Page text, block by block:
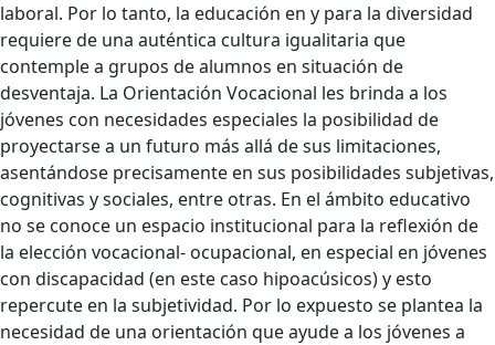
laboral. Por lo tanto, la educación en y para la diversidad
requiere de una auténtica cultura igualitaria que
contemple a grupos de alumnos en situación de
desventaja. La Orientación Vocacional les brinda a los
jóvenes con necesidades especiales la posibilidad de
proyectarse a un futuro más allá de sus limitaciones,
asentándose precisamente en sus posibilidades subjetivas,
cognitivas y sociales, entre otras. En el ámbito educativo
no se conoce un espacio institucional para la reflexión de
la elección vocacional- ocupacional, en especial en jóvenes
con discapacidad (en este caso hipoacúsicos) y esto
repercute en la subjetividad. Por lo expuesto se plantea la
necesidad de una orientación que ayude a los jóvenes a